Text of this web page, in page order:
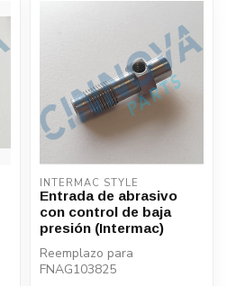
INTERMAC STYLE
Entrada de abrasivo
con control de baja
presión (Intermac)
Reemplazo para
FNAG103825